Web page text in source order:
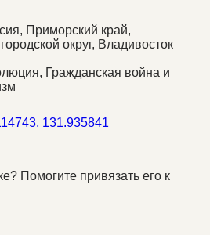
Приморский край,
округ, Владивосток
Гражданская война и
131.935841
Помогите привязать его к